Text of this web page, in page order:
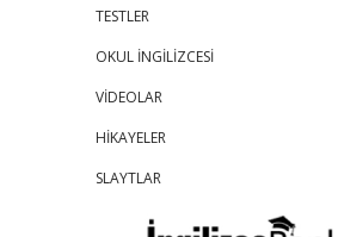
TESTLER
OKUL İNGİLİZCESİ
VİDEOLAR
HİKAYELER
SLAYTLAR